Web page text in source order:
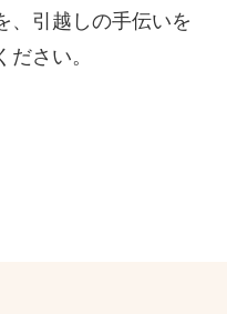
、引越しの手伝いを
さい。